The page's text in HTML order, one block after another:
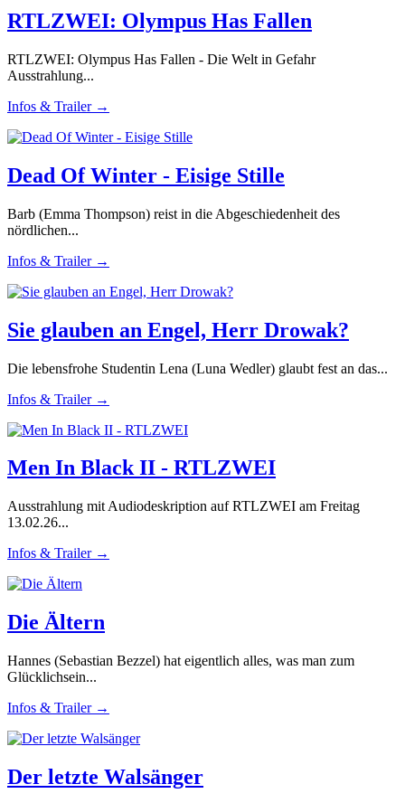
RTLZWEI: Olympus Has Fallen
RTLZWEI: Olympus Has Fallen - Die Welt in Gefahr
Ausstrahlung...
Infos & Trailer →
Dead Of Winter - Eisige Stille
Barb (Emma Thompson) reist in die Abgeschiedenheit des
nördlichen...
Infos & Trailer →
Sie glauben an Engel, Herr Drowak?
Die lebensfrohe Studentin Lena (Luna Wedler) glaubt fest an das...
Infos & Trailer →
Men In Black II - RTLZWEI
Ausstrahlung mit Audiodeskription auf RTLZWEI am Freitag
13.02.26...
Infos & Trailer →
Die Ältern
Hannes (Sebastian Bezzel) hat eigentlich alles, was man zum
Glücklichsein...
Infos & Trailer →
Der letzte Walsänger